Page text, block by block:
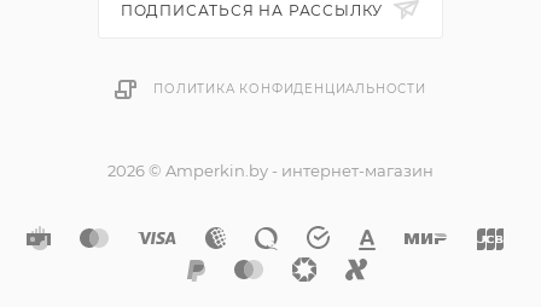
ПОДПИСАТЬСЯ НА РАССЫЛКУ
ПОЛИТИКА КОНФИДЕНЦИАЛЬНОСТИ
2026 © Amperkin.by - интернет-магазин